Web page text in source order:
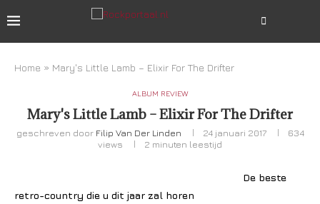
Home » Mary's Little Lamb – Elixir For The Drifter
ALBUM REVIEW
Mary's Little Lamb – Elixir For The Drifter
geschreven door Filip Van Der Linden 24 januari 2017
634
views
2 minuten leestijd
De beste
retro-country die u dit jaar zal horen